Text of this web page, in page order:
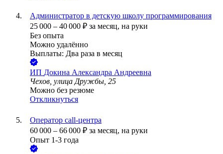
Администратор в детскую школу программирования
25 000 – 40 000 ₽ за месяц, на руки
Без опыта
Можно удалённо
Выплаты: Два раза в месяц
ИП Докина Александра Андреевна
Чехов, улица Дружбы, 25
Можно без резюме
Откликнуться
Оператор call-центра
60 000 – 66 000 ₽ за месяц, на руки
Опыт 1-3 года